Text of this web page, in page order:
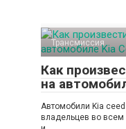
Трансмиссия
Как
на
Автомобили Kia
владельцев во